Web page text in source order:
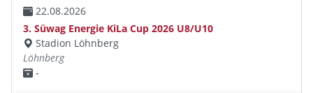
22.08.2026
3. Süwag Energie KiLa Cup 2026 U8/U10
Stadion Löhnberg
Löhnberg
-